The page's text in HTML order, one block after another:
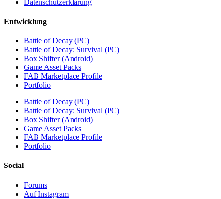
Datenschutzerklärung
Entwicklung
Battle of Decay (PC)
Battle of Decay: Survival (PC)
Box Shifter (Android)
Game Asset Packs
FAB Marketplace Profile
Portfolio
Battle of Decay (PC)
Battle of Decay: Survival (PC)
Box Shifter (Android)
Game Asset Packs
FAB Marketplace Profile
Portfolio
Social
Forums
Auf Instagram